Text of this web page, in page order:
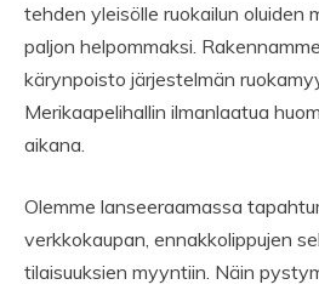
tehden yleisölle ruokailun oluiden
paljon helpommaksi.
kärynpoisto järjestelmän
Merikaapelihallin ilmanlaatua
aikana.
Olemme lanseeraamassa
verkkokaupan, ennakkolippujen
tilaisuuksien myyntiin. Näin